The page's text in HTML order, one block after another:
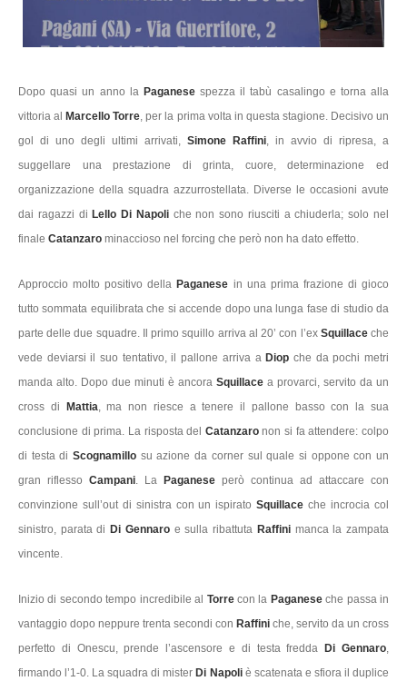
Dopo quasi un anno la Paganesespezza il tabù casalingo e torna alla
vittoria al Marcello Torre, per la prima volta in questa stagione. Decisivo un
gol di uno degli ultimi arrivati, Simone Raffini, in avvio di ripresa, a
suggellare una prestazione di grinta, cuore, determinazione ed
organizzazione della squadra azzurrostellata. Diverse le occasioni avute
dai ragazzi di Lello Di Napoliche non sono riusciti a chiuderla; solo nel
finale Catanzaro minaccioso nel forcing che però non ha dato effetto.
Approccio molto positivo della Paganese in una prima frazione di gioco
tutto sommata equilibrata che si accende dopo una lunga fase di studio da
parte delle due squadre. Il primo squillo arriva al 20’ con l’ex Squillaceche
vede deviarsi il suo tentativo, il pallone arriva a Diop che da pochi metri
manda alto. Dopo due minuti è ancora Squillace a provarci, servito da un
cross di
Mattia, ma non riesce a tenere il pallone basso con la sua
conclusione di prima. La risposta del Catanzaronon si fa attendere: colpo
di testa diScognamillo su azione da corner sul quale si oppone con un
gran riflesso Campani. La Paganese però continua ad attaccare con
convinzione sull’out di sinistra con un ispiratoSquillace che incrocia col
sinistro, parata di Di Gennaroe sulla ribattuta Raffinimanca la zampata
vincente.
Inizio di secondo tempo incredibile al Torrecon la Paganeseche passa in
vantaggio dopo neppure trenta secondi con Raffini che, servito da un cross
perfetto di Onescu, prende l’ascensore e di testa fredda
Di Gennaro,
firmando l’1-0. La squadra di mister Di Napoliè scatenata e sfiora il duplice